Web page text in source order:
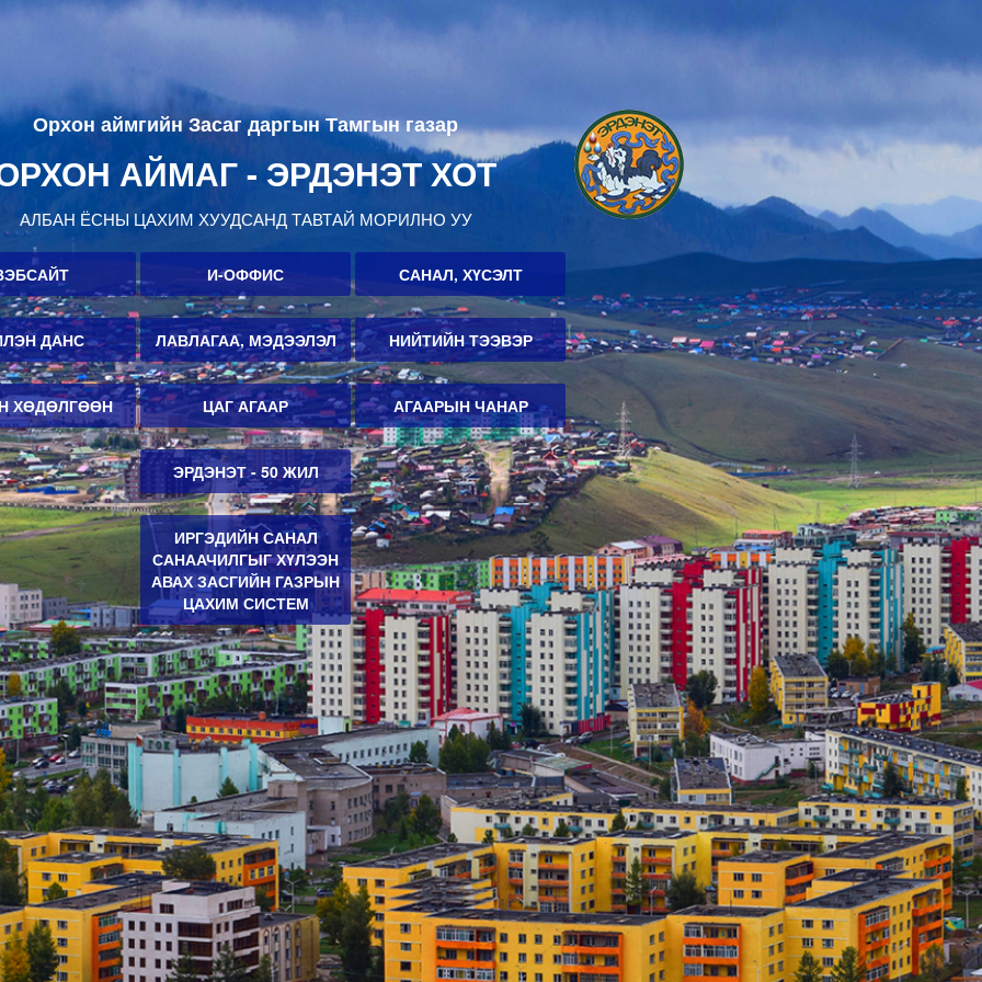
Орхон аймгийн Засаг даргын Тамгын газар
АЙМАГ - ЭРДЭНЭТ ХОТ
АЛБАН ЁСНЫ ЦАХИМ ХУУДСАНД ТАВТАЙ МОРИЛНО УУ
И-ОФФИС САНАЛ, ХҮСЭЛТ
ДАНС ЛАВЛАГАА, МЭДЭЭЛЭЛ НИЙТИЙН ТЭЭВЭР
ХӨДӨЛГӨӨН ЦАГ АГААР АГААРЫН ЧАНАР
ЭРДЭНЭТ - 50 ЖИЛ
ИРГЭДИЙН САНАЛ
САНААЧИЛГЫГ ХҮЛЭЭН
АВАХ ЗАСГИЙН ГАЗРЫН
ЦАХИМ СИСТЕМ